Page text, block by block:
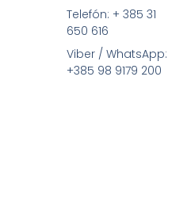
Telefón: + 385 31
650 616
Viber / WhatsApp:
+385 98 9179 200